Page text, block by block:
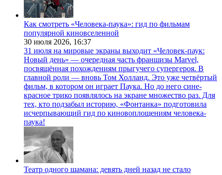
Как смотреть «Человека-паука»: гид по фильмам
популярной киновселенной
30 июля 2026, 16:37
31 июля на мировые экраны выходит «Человек-паук:
Новый день» — очередная часть франшизы Marvel,
посвящённая похождениям прыгучего супергероя. В
главной роли — вновь Том Холланд. Это уже четвёртый
фильм, в котором он играет Паука. Но до него сине-
красное трико появлялось на экране множество раз. Для
тех, кто подзабыл историю, «Фонтанка» подготовила
исчерпывающий гид по киновоплощениям человека-
паука!
Театр одного шамана: девять дней назад не стало